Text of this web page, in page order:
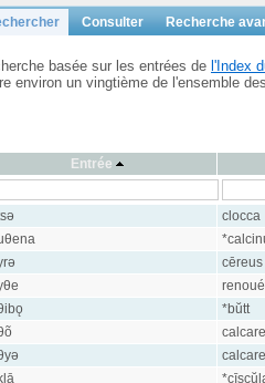
Consulter Recherche
basée sur les entrées de l'Index
environ un vingtième de l'ensemble
Entrée
clocca
cēreus
*bŭtt
calcare
calcare